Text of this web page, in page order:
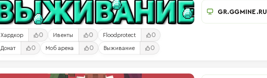
Хардкор 0 Ивенты 0 Floodprotect 0
Донат 0 Моб арена 0 Выживание 0
GR.GGMINE.RU